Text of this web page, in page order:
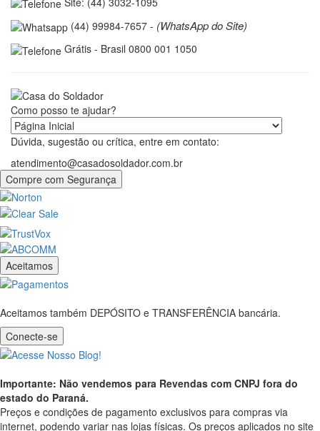
(44) 99984-7657 - (WhatsApp do Site)
Grátis - Brasil 0800 001 1050
Como posso te ajudar?
Dúvida, sugestão ou crítica, entre em contato:
atendimento@casadosoldador.com.br
Compre com Segurança
Aceitamos
Aceitamos também DEPÓSITO e TRANSFERÊNCIA bancária.
Conecte-se
Importante: Não vendemos para Revendas com CNPJ fora do
estado do Paraná.
Preços e condições de pagamento exclusivos para compras via
internet, podendo variar nas lojas físicas. Os preços aplicados no site